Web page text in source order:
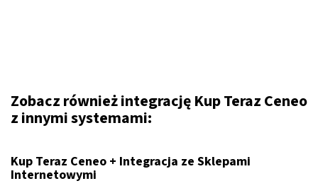
Zobacz również integrację Kup Teraz Ceneo
z innymi systemami:
Kup Teraz Ceneo + Integracja ze Sklepami
Internetowymi